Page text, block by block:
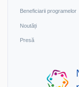
Beneficiarii programelor
Noutăți
Presă